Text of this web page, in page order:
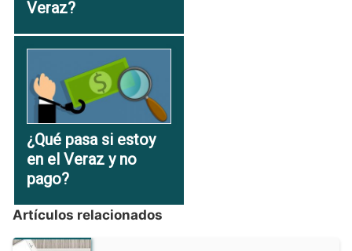
Veraz?
¿Qué pasa si estoy
en el Veraz y no
pago?
Artículos relacionados